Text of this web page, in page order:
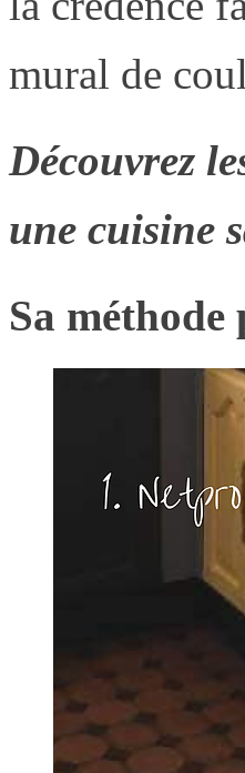
mural de
Découvrez
une cuisine
Sa